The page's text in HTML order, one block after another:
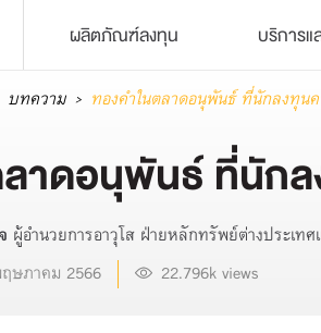
ผลิตภัณฑ์ลงทุน บริการแ
บทความ ทองคำในตลาดอนุพันธ์ ที่นักลงทุน
าดอนุพันธ์ ที่นัก
ผู้อำนวยการอาวุโส ฝ่ายหลักทรัพย์ต่างประเท
ษภาคม 2566 22.796k views